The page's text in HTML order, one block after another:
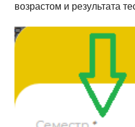
возрастом и результата